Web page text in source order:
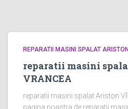
REPARATII MASINI SPALAT ARISTON
reparatii masini
VRANCEA
reparatii masini spalat Ariston
pagina noastra de reparatii